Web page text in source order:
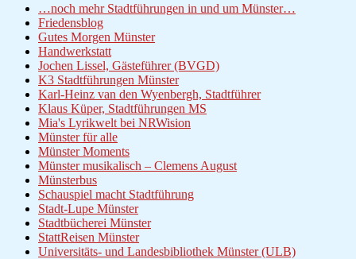
…noch mehr Stadtführungen in und um Münster…
Friedensblog
Gutes Morgen Münster
Handwerkstatt
Jochen Lissel, Gästeführer (BVGD)
K3 Stadtführungen Münster
Karl-Heinz van den Wyenbergh, Stadtführer
Klaus Küper, Stadtführungen MS
Mia's Lyrikwelt bei NRWision
Münster für alle
Münster Moments
Münster musikalisch – Clemens August
Münsterbus
Schauspiel macht Stadtführung
Stadt-Lupe Münster
Stadtbücherei Münster
StattReisen Münster
Universitäts- und Landesbibliothek Münster (ULB)